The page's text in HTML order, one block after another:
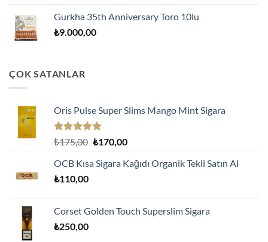
Gurkha 35th Anniversary Toro 10lu
₺9.000,00
ÇOK SATANLAR
Oris Pulse Super Slims Mango Mint Sigara
5 üzerinden
oy
aldı
₺175,00 Orijinal
₺175,00.
₺170,00Şu
fiyat:
OCB Kısa Sigara Kağıdı Organik Tekli Satın Al
₺110,00
Corset Golden Touch Superslim Sigara
₺250,00